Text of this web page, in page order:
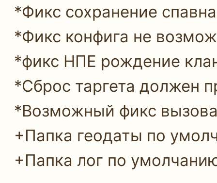
*Фикс сохранение
*Фикс конфига не
*фикс НПЕ рождение
*Сброс таргета должен
*Возможный фикс
+Папка геодаты по
+Папка лог по